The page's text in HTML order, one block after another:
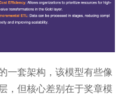
一套架构，该模型有些像
，但核心差别在于奖章模